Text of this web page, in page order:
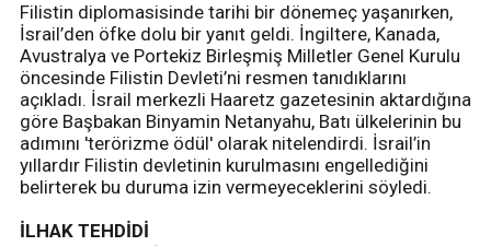
Filistin diplomasisinde tarihi bir dönemeç yaşanırken,
İsrail’den öfke dolu bir yanıt geldi. İngiltere, Kanada,
Avustralya ve Portekiz Birleşmiş Milletler Genel Kurulu
öncesinde Filistin Devleti’ni resmen tanıdıklarını
açıkladı. İsrail merkezli Haaretz gazetesinin aktardığına
göre Başbakan Binyamin Netanyahu, Batı ülkelerinin bu
adımını 'terörizme ödül' olarak nitelendirdi. İsrail’in
yıllardır Filistin devletinin kurulmasını engellediğini
belirterek bu duruma izin vermeyeceklerini söyledi.
İLHAK TEHDİDİ